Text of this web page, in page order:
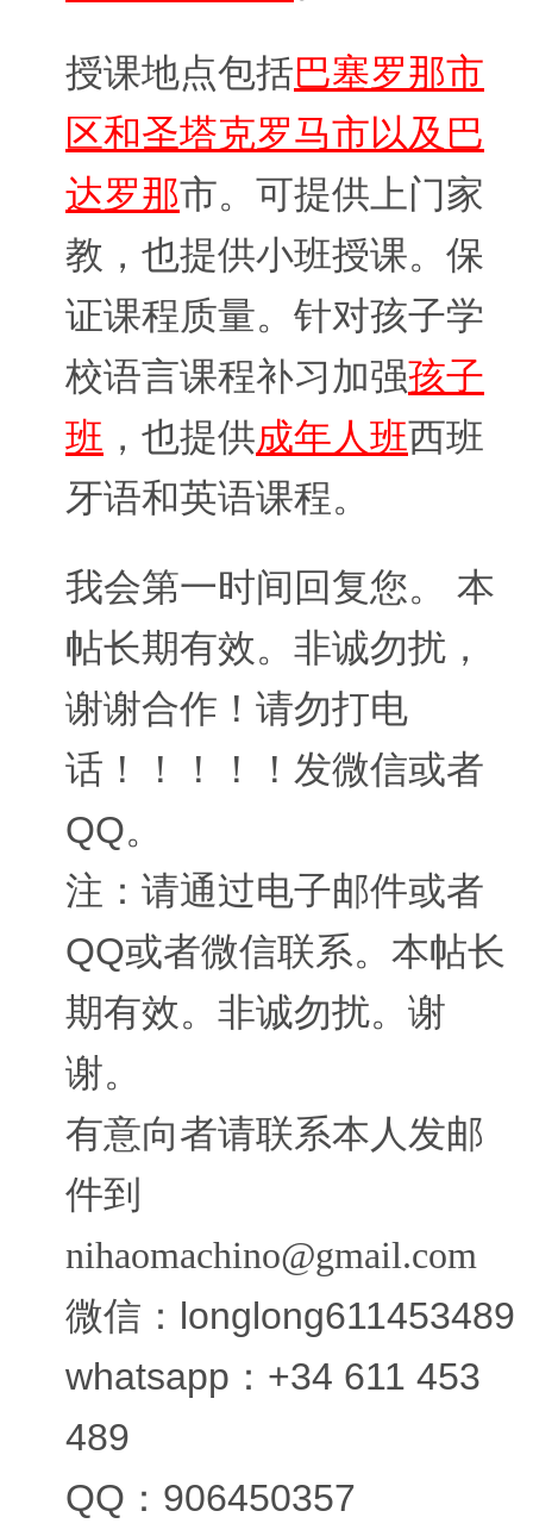
授课地点包括巴塞罗那市
区和圣塔克罗马市以及巴
达罗那市。可提供上门家
教，也提供小班授课。保
证课程质量。针对孩子学
校语言课程补习加强孩子
班 ，也提供成年人班西班
牙语和英语课程。
我会第一时间回复您。 本
帖长期有效。非诚勿扰，
谢谢合作！请勿打电
话！！！！！发微信或者
QQ。
注：请通过电子邮件或者
QQ或者微信联系。本帖长
期有效。非诚勿扰。谢
谢。
有意向者请联系本人发邮
件到
nihaomachino@gmail.com
微信：longlong611453489
whatsapp：+34 611 453
489
QQ：906450357